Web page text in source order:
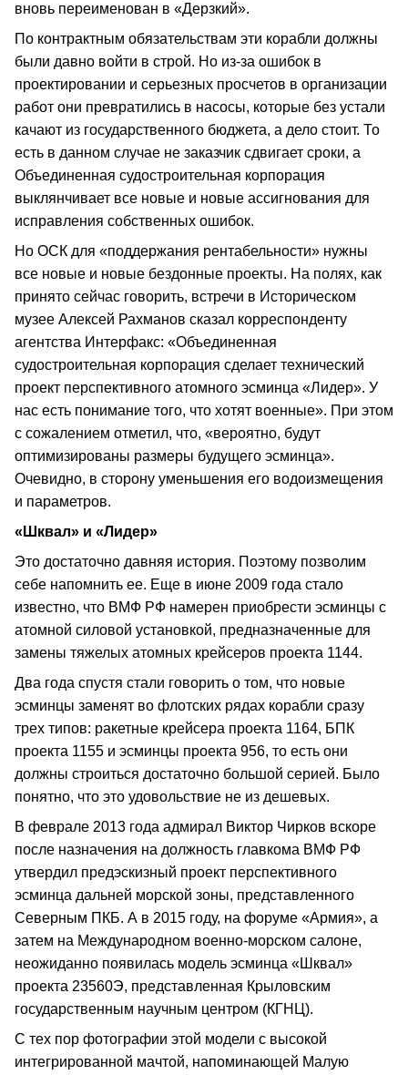
вновь переименован в «Дерзкий».
По контрактным обязательствам эти корабли должны
были давно войти в строй. Но из-за ошибок в
проектировании и серьезных просчетов в организации
работ они превратились в насосы, которые без устали
качают из государственного бюджета, а дело стоит. То
есть в данном случае не заказчик сдвигает сроки, а
Объединенная судостроительная корпорация
выклянчивает все новые и новые ассигнования для
исправления собственных ошибок.
Но ОСК для «поддержания рентабельности» нужны
все новые и новые бездонные проекты. На полях, как
принято сейчас говорить, встречи в Историческом
музее Алексей Рахманов сказал корреспонденту
агентства Интерфакс: «Объединенная
судостроительная корпорация сделает технический
проект перспективного атомного эсминца «Лидер». У
нас есть понимание того, что хотят военные». При этом
с сожалением отметил, что, «вероятно, будут
оптимизированы размеры будущего эсминца».
Очевидно, в сторону уменьшения его водоизмещения
и параметров.
«Шквал» и «Лидер»
Это достаточно давняя история. Поэтому позволим
себе напомнить ее. Еще в июне 2009 года стало
известно, что ВМФ РФ намерен приобрести эсминцы с
атомной силовой установкой, предназначенные для
замены тяжелых атомных крейсеров проекта 1144.
Два года спустя стали говорить о том, что новые
эсминцы заменят во флотских рядах корабли сразу
трех типов: ракетные крейсера проекта 1164, БПК
проекта 1155 и эсминцы проекта 956, то есть они
должны строиться достаточно большой серией. Было
понятно, что это удовольствие не из дешевых.
В феврале 2013 года адмирал Виктор Чирков вскоре
после назначения на должность главкома ВМФ РФ
утвердил предэскизный проект перспективного
эсминца дальней морской зоны, представленного
Северным ПКБ. А в 2015 году, на форуме «Армия», а
затем на Международном военно-морском салоне,
неожиданно появилась модель эсминца «Шквал»
проекта 23560Э, представленная Крыловским
государственным научным центром (КГНЦ).
С тех пор фотографии этой модели с высокой
интегрированной мачтой, напоминающей Малую